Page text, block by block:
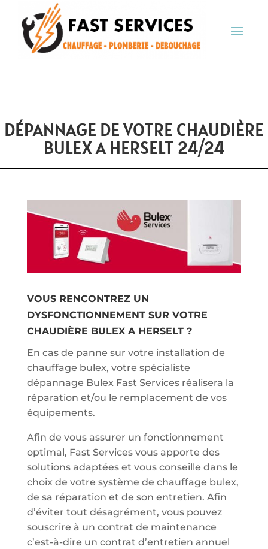
DÉPANNAGE DE VOTRE CHAUDIÈRE
BULEX A HERSELT 24/24
VOUS RENCONTREZ UN
DYSFONCTIONNEMENT SUR VOTRE
CHAUDIÈRE BULEX A HERSELT ?
En cas de panne sur votre installation de
chauffage bulex, votre spécialiste
dépannage Bulex Fast Services réalisera la
réparation et/ou le remplacement de vos
équipements.
Afin de vous assurer un fonctionnement
optimal, Fast Services vous apporte des
solutions adaptées et vous conseille dans le
choix de votre système de chauffage bulex,
de sa réparation et de son entretien. Afin
d’éviter tout désagrément, vous pouvez
souscrire à un contrat de maintenance
c’est-à-dire un contrat d’entretien annuel